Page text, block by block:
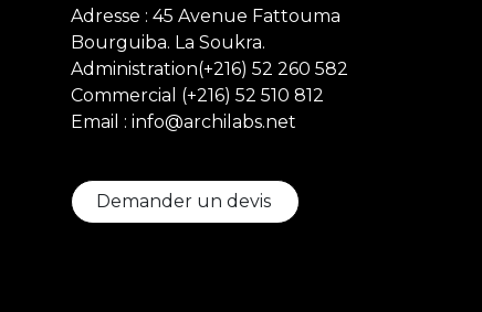
Adresse : 45 Avenue Fattouma
Bourguiba. La Soukra.
Administration(+216) 52 260 582
Commercial (+216) 52 510 812
Email : info@archilabs.net
Demander un devis